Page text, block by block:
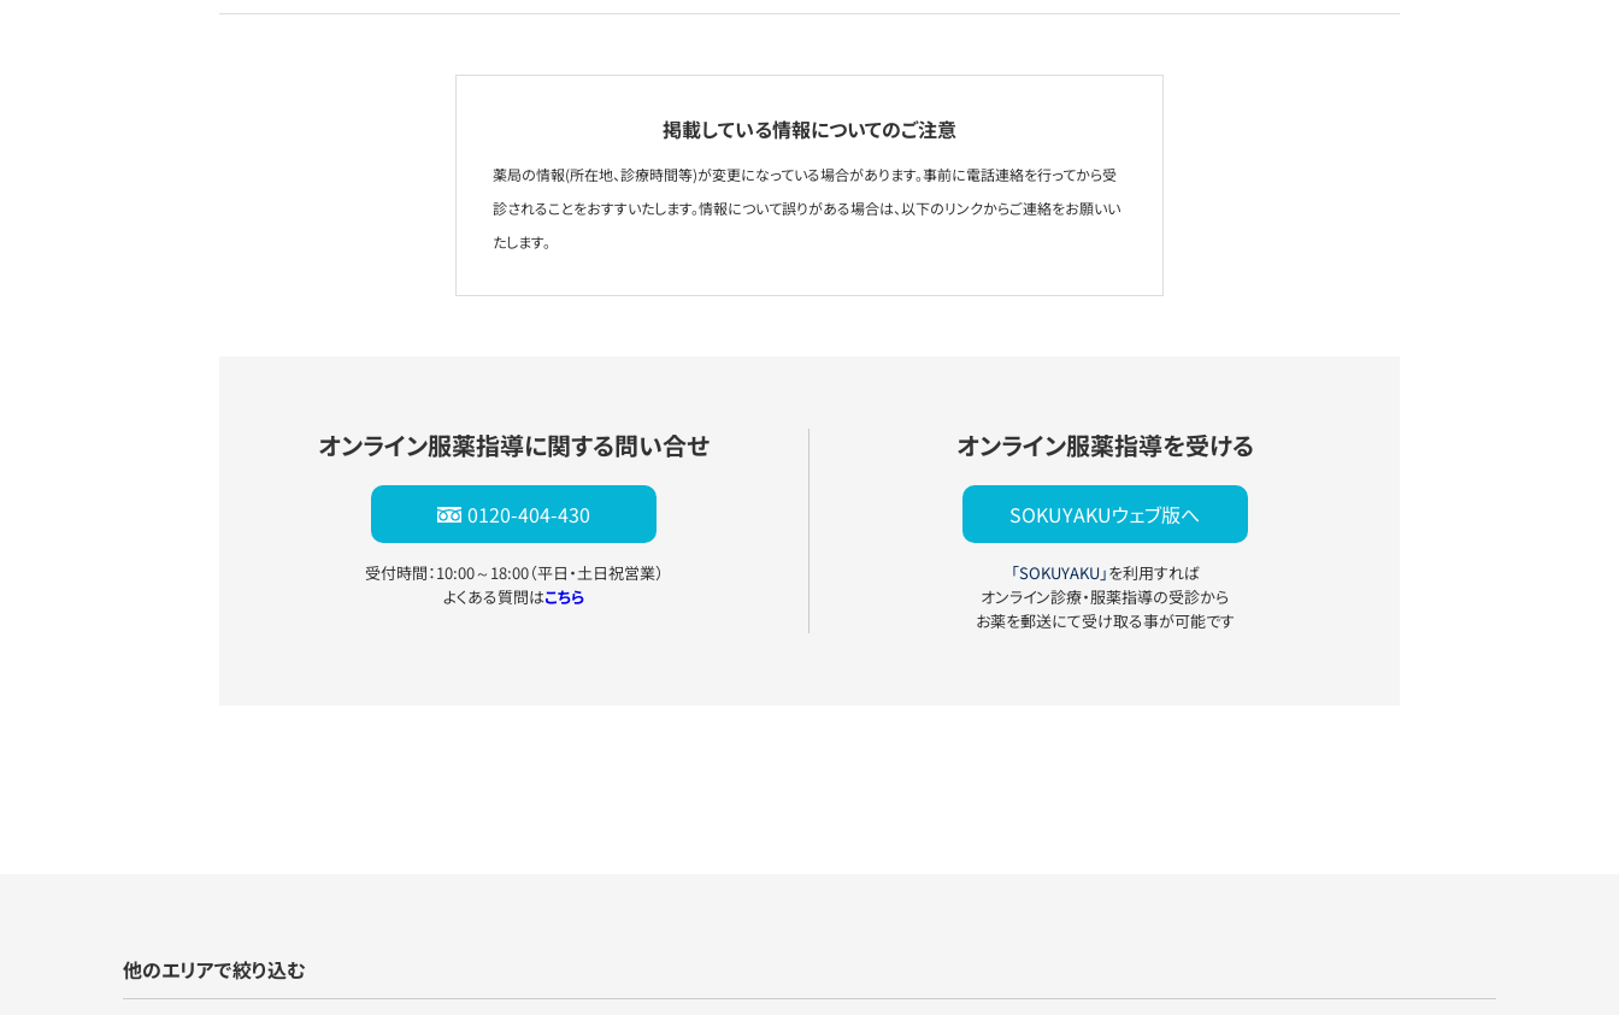
掲載している情報についてのご注意
薬局の情報(所在地、診療時間等)が変更になっている場合があります。事前に電話連絡を行ってから受
診されることをおすすいたします。情報について誤りがある場合は、以下のリンクからご連絡をお願いい
たします。
オンライン服薬指導に関する問い合せ
0120-404-430
受付時間：10:00～18:00（平日・土日祝営業）
よくある質問はこちら
オンライン服薬指導を受ける
SOKUYAKUウェブ版へ
「SOKUYAKU」を利用すれば
オンライン診療・服薬指導の受診から
お薬を郵送にて受け取る事が可能です
他のエリアで絞り込む